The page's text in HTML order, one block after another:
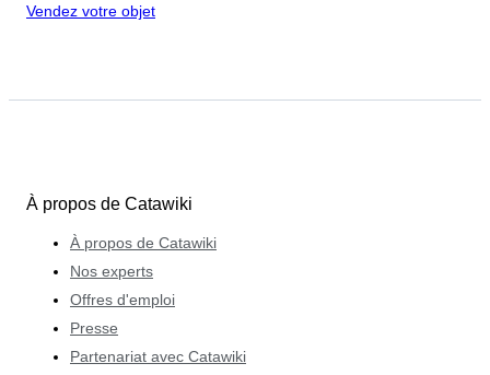
Vendez votre objet
À propos de Catawiki
À propos de Catawiki
Nos experts
Offres d'emploi
Presse
Partenariat avec Catawiki